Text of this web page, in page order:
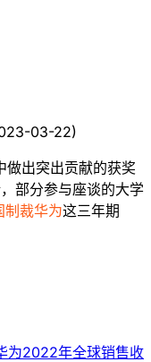
03-22)
做出突出贡献的获奖
部分参与座谈的大学
制裁华为这三年期
为2022年全球销售收